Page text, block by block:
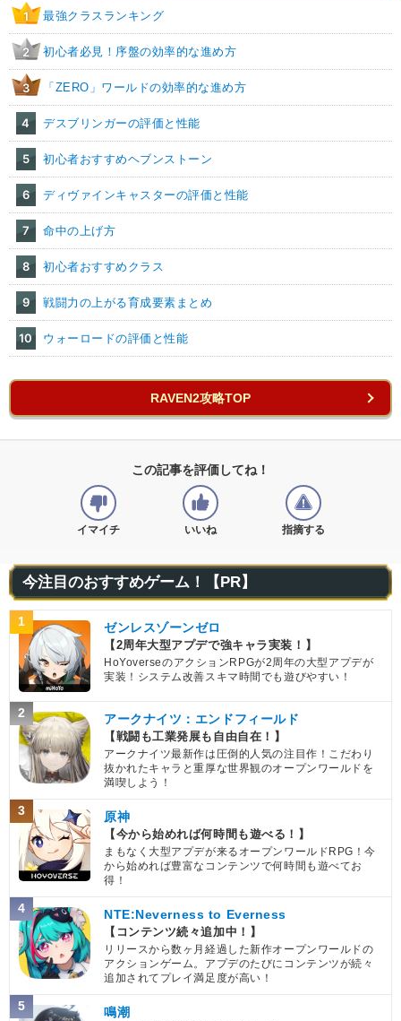
1 最強クラスランキング
2 初心者必見！序盤の効率的な進め方
3 「ZERO」ワールドの効率的な進め方
4 デスブリンガーの評価と性能
5 初心者おすすめヘブンストーン
6 ディヴァインキャスターの評価と性能
7 命中の上げ方
8 初心者おすすめクラス
9 戦闘力の上がる育成要素まとめ
10 ウォーロードの評価と性能
RAVEN2攻略TOP
この記事を評価してね！
イマイチ いいね 指摘する
今注目のおすすめゲーム！【PR】
1 ゼンレスゾーンゼロ
【2周年大型アプデで強キャラ実装！】
HoYoverseのアクションRPGが2周年の大型アプデが
実装！システム改善スキマ時間でも遊びやすい！
2 アークナイツ：エンドフィールド
【戦闘も工業発展も自由自在！】
アークナイツ最新作は圧倒的人気の注目作！こだわり
抜かれたキャラと重厚な世界観のオープンワールドを
満喫しよう！
3 原神
【今から始めれば何時間も遊べる！】
まもなく大型アプデが来るオープンワールドRPG！今
から始めれば豊富なコンテンツで何時間も遊べてお
得！
4 NTE:Neverness to Everness
【コンテンツ続々追加中！】
リリースから数ヶ月経過した新作オープンワールドの
アクションゲーム。アプデのたびにコンテンツが続々
追加されてプレイ満足度が高い！
5 鳴潮